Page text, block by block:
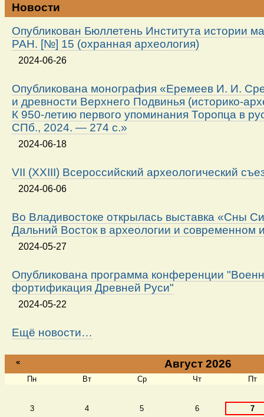
Новости
Опубликован Бюллетень Института истории
РАН. [№] 15 (охранная археология)
2024-06-26
Опубликована монография «Еремеев И. И.
и древности Верхнего Подвинья (историко-
К 950-летию первого упоминания Торопца в
СПб., 2024. — 274 с.»
2024-06-18
VII (XXIII) Всероссийский археологический
2024-06-06
Во Владивостоке открылась выставка «Сны
Дальний Восток в археологии и современном
2024-05-27
Опубликована программа конференции
фортификация Древней Руси"
2024-05-22
Ещё новости…
« Август 2026
Пн Вт Ср Чт Пт
3 4 5 6
7